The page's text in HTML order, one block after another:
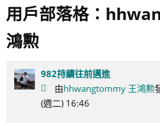
搜
用戶部落格：
鴻勲
982持續往前邁進
由hhwangtommy 王鴻勲
(週二) 16:46